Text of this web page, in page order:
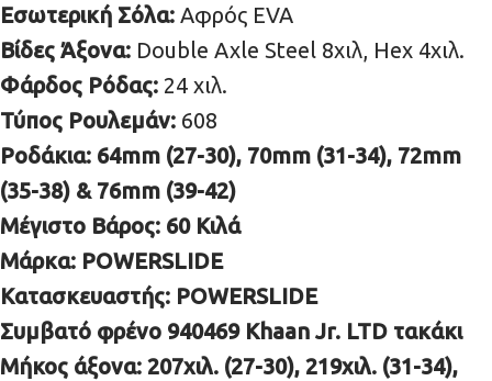
Εσωτερική Σόλα: Αφρός EVA
Βίδες Άξονα: Double Axle Steel 8χιλ, Hex 4χιλ.
Φάρδος Ρόδας: 24 χιλ.
Τύπος Ρουλεμάν: 608
Ροδάκια: 64mm (27-30), 70mm (31-34), 72mm
(35-38) & 76mm (39-42)
Μέγιστο Βάρος: 60 Kιλά
Μάρκα: POWERSLIDE
Κατασκευαστής: POWERSLIDE
Συμβατό φρένο 940469 Khaan Jr. LTD τακάκι
Μήκος άξονα: 207χιλ. (27-30), 219χιλ. (31-34),